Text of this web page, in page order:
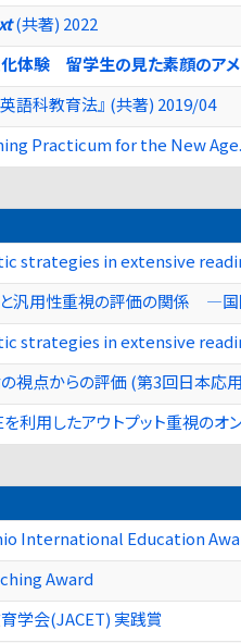
(共著) 2022
化体験 留学生の見た素顔のアメ
英語科教育法』 (共著) 2019/04
Practicum for the New
strategies in extensive
汎用性重視の評価の関係 ―国
strategies in extensive
視点からの評価 (第3回日本応
利用したアウトプット重視の
International Education
Award
学会(JACET) 実践賞